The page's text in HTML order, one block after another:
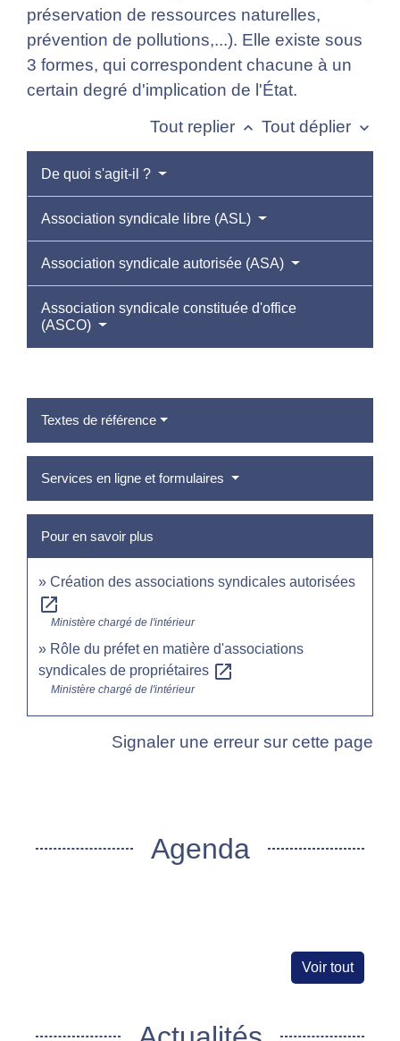
préservation de ressources naturelles,
prévention de pollutions,...). Elle existe sous
3 formes, qui correspondent chacune à un
certain degré d'implication de l'État.
Tout replier keyboard_arrow_up Tout déplier keyboard_arrow_down
De quoi s'agit-il ?
Association syndicale libre (ASL)
Association syndicale autorisée (ASA)
Association syndicale constituée d'office
(ASCO)
Textes de référence
Services en ligne et formulaires
Pour en savoir plus
Création des associations syndicales autorisées
open_in_new
Ministère chargé de l'intérieur
Rôle du préfet en matière d'associations
syndicales de propriétaires open_in_new
Ministère chargé de l'intérieur
Signaler une erreur sur cette page
Agenda
Voir tout